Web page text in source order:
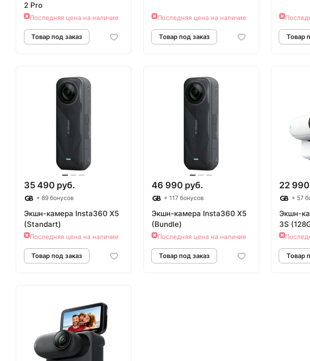
2 Pro
Последняя цена на наличие
Товар под заказ
Последняя цена на наличие
Товар под заказ
35 490 руб.
+ 89 бонусов
Экшн-камера Insta360 X5
(Standart)
Последняя цена на наличие
Товар под заказ
46 990 руб.
+ 117 бонусов
Экшн-камера Insta360 X5
(Bundle)
Последняя цена на наличие
22
+ 57
Экшн-
3S